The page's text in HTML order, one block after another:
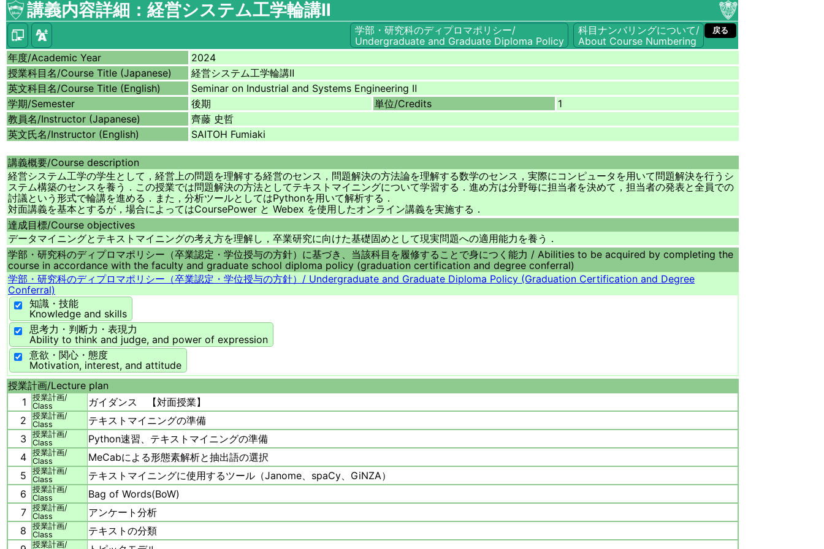
講義内容詳細：経営システム工学輪講Ⅱ
学部・研究科のディプロマポリシー/
Undergraduate and Graduate Diploma Policy
科目ナンバリングについて/
About Course Numbering
戻る
年度/Academic Year
2024
授業科目名/Course Title (Japanese)
経営システム工学輪講Ⅱ
英文科目名/Course Title (English)
Seminar on Industrial and Systems Engineering Ⅱ
学期/Semester 後期 単位/Credits
1
教員名/Instructor (Japanese)
齊藤 史哲
英文氏名/Instructor (English) SAITOH Fumiaki
講義概要/Course description
経営システム工学の学生として，経営上の問題を理解する経営のセンス，問題解決の方法論を理解する数学のセンス，実際にコンピュータを用いて問題解決を行うシ
ステム構築のセンスを養う．この授業では問題解決の方法としてテキストマイニングについて学習する．進め方は分野毎に担当者を決めて，担当者の発表と全員での
討議という形式で輪講を進める．また，分析ツールとしてはPythonを用いて解析する．
対面講義を基本とするが，場合によってはCoursePower と Webex を使用したオンライン講義を実施する．
達成目標/Course objectives
データマイニングとテキストマイニングの考え方を理解し，卒業研究に向けた基礎固めとして現実問題への適用能力を養う．
学部・研究科のディプロマポリシー（卒業認定・学位授与の方針）に基づき、当該科目を履修することで身につく能力 / Abilities to be acquired by completing the
course in accordance with the faculty and graduate school diploma policy (graduation certification and degree conferral)
学部・研究科のディプロマポリシー（卒業認定・学位授与の方針）/ Undergraduate and Graduate Diploma Policy (Graduation Certification and Degree
Conferral)
知識・技能
Knowledge and skills
思考力・判断力・表現力
Ability to think and judge, and power of expression
意欲・関心・態度
Motivation, interest, and attitude
授業計画/Lecture plan
1
授業計画/
Class
ガイダンス 【対面授業】
2
授業計画/
Class
テキストマイニングの準備
3
授業計画/
Class
Python速習、テキストマイニングの準備
4
授業計画/
Class
MeCabによる形態素解析と抽出語の選択
5
授業計画/
Class
テキストマイニングに使用するツール（Janome、spaCy、GiNZA）
6
授業計画/
Class
Bag of Words(BoW)
7
授業計画/
Class
アンケート分析
8
授業計画/
Class
テキストの分類
授業計画/